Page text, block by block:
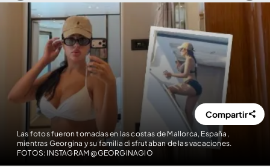
Las fotos fueron tomadas en las costas de Mallorca, España,
mientras Georgina y su familia disfrutaban de las vacaciones.
FOTOS: INSTAGRAM @GEORGINAGIO
Compartir